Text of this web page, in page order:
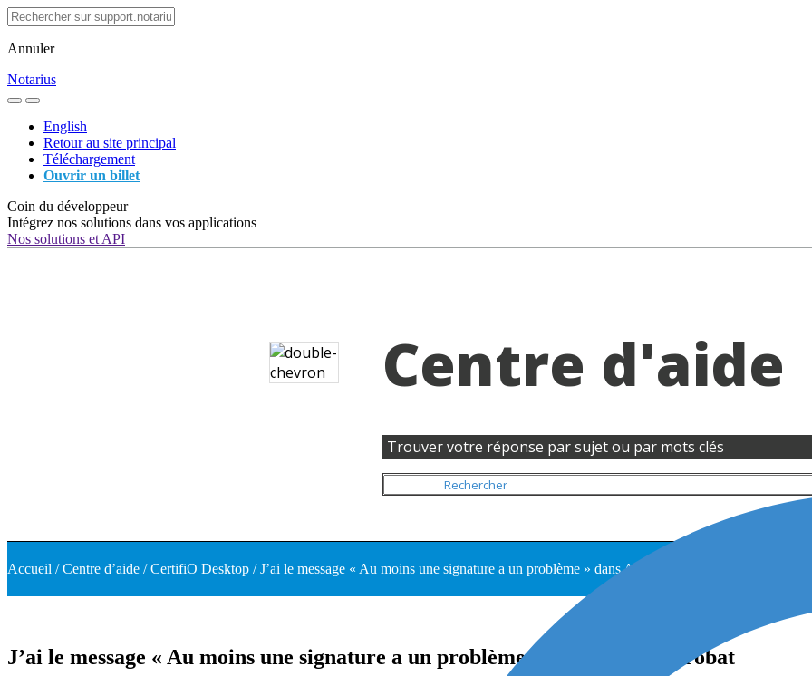
Annuler
Notarius
English
Retour au site principal
Téléchargement
Ouvrir un billet
Coin du développeur
Intégrez nos solutions dans vos applications
Nos solutions et API
Centre d'aide
Trouver votre réponse par sujet ou par mots clés
Accueil /Centre d’aide /CertifiO Desktop /J’ai le message « Au moins une signature a un problème » dans Adobe Acrobat
J’ai le message « Au moins une signature a un problème » dans Adobe Acrobat